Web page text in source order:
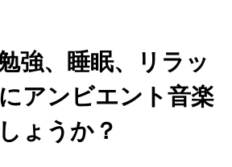
強、睡眠、リラッ
アンビエント音楽
ょうか？